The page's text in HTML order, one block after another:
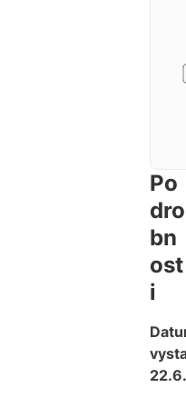
Po
dro
bn
ost
i